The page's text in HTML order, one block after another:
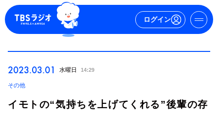
ログイン
2023.03.01 水曜日 14:29
その他
イモトの“気持ちを上げてくれる”後輩の存